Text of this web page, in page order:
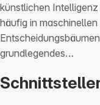
künstlichen
häufig in
grundlegendes…